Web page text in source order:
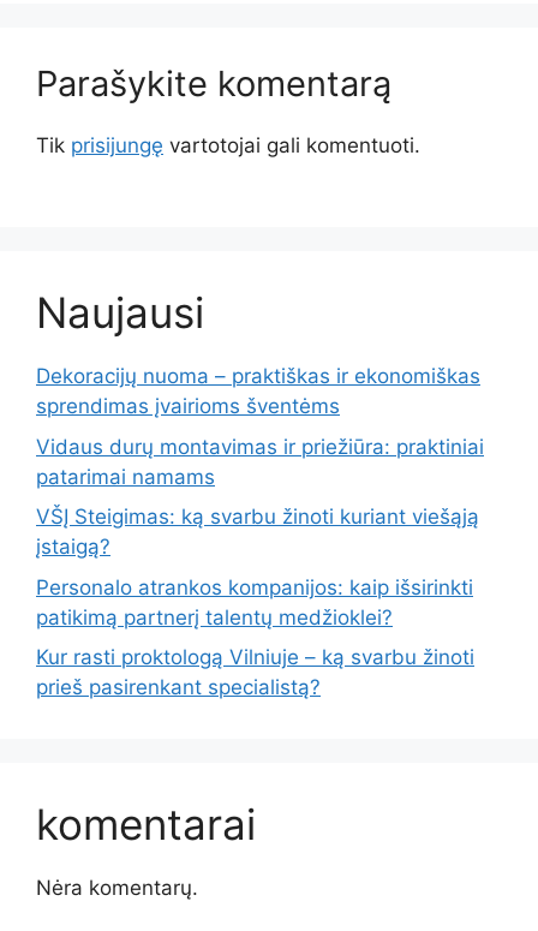
Parašykite komentarą
Tik prisijungę vartotojai gali komentuoti.
Naujausi
Dekoracijų nuoma – praktiškas ir ekonomiškas
sprendimas įvairioms šventėms
Vidaus durų montavimas ir priežiūra: praktiniai
patarimai namams
VŠĮ Steigimas: ką svarbu žinoti kuriant viešąją
įstaigą?
Personalo atrankos kompanijos: kaip išsirinkti
patikimą partnerį talentų medžioklei?
Kur rasti proktologą Vilniuje – ką svarbu žinoti
prieš pasirenkant specialistą?
komentarai
Nėra komentarų.